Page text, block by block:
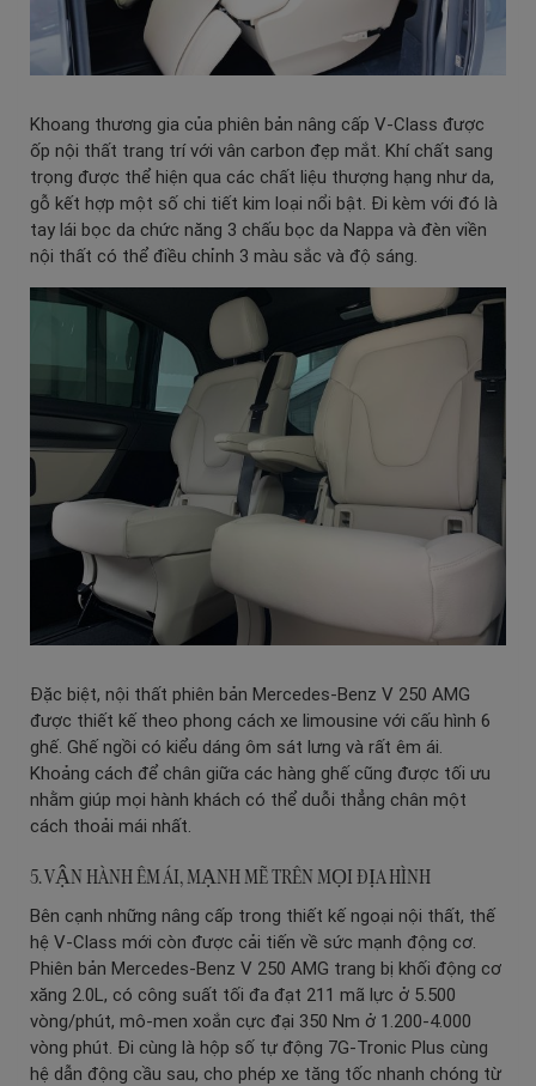
Khoang thương gia của phiên bản nâng cấp V-Class được
ốp nội thất trang trí với vân carbon đẹp mắt. Khí chất sang
trọng được thể hiện qua các chất liệu thượng hạng như da,
gỗ kết hợp một số chi tiết kim loại nổi bật. Đi kèm với đó là
tay lái bọc da chức năng 3 chấu bọc da Nappa và đèn viền
nội thất có thể điều chỉnh 3 màu sắc và độ sáng.
Đặc biệt, nội thất phiên bản Mercedes-Benz V 250 AMG
được thiết kế theo phong cách xe limousine với cấu hình 6
ghế. Ghế ngồi có kiểu dáng ôm sát lưng và rất êm ái.
Khoảng cách để chân giữa các hàng ghế cũng được tối ưu
nhằm giúp mọi hành khách có thể duỗi thẳng chân một
cách thoải mái nhất.
5. VẬN HÀNH ÊM ÁI, MẠNH MẼ TRÊN MỌI ĐỊA HÌNH
Bên cạnh những nâng cấp trong thiết kế ngoại nội thất, thế
hệ V-Class mới còn được cải tiến về sức mạnh động cơ.
Phiên bản Mercedes-Benz V 250 AMG trang bị khối động cơ
xăng 2.0L, có công suất tối đa đạt 211 mã lực ở 5.500
vòng/phút, mô-men xoắn cực đại 350 Nm ở 1.200-4.000
vòng phút. Đi cùng là hộp số tự động 7G-Tronic Plus cùng
hệ dẫn động cầu sau, cho phép xe tăng tốc nhanh chóng từ